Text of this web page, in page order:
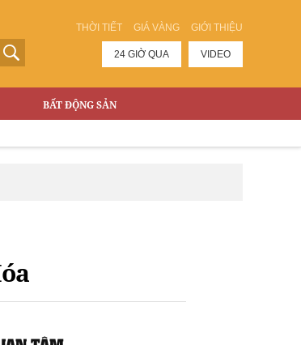
THỜI TIẾT GIÁ VÀNG GIỚI THIỆU
24 GIỜ QUA VIDEO
BẤT ĐỘNG SẢN